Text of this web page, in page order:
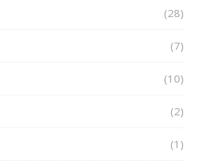
(28)
(7)
(10)
(2)
(1)